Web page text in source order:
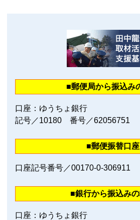
■郵便局から振込み
口座：ゆうちょ銀行
記号／10180 番号／62056751
■郵便振替口座
口座記号番号／00170‐0‐306911
■銀行から振込み
口座：ゆうちょ銀行